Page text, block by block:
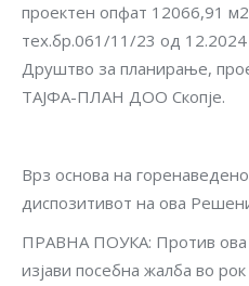
проектен опфат 12066,91
тех.бр.061/11/23 од
Друштво за планирање,
ТАЈФА-ПЛАН ДОО Скопје.
Врз основа на
диспозитивот на ова
ПРАВНА ПОУКА: Против
изјави посебна жалба во